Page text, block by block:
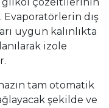
glikol çözeltilerinin
Evaporatörlerin dış
uygun kalınlıkta
izole
tam otomatik
şekilde ve